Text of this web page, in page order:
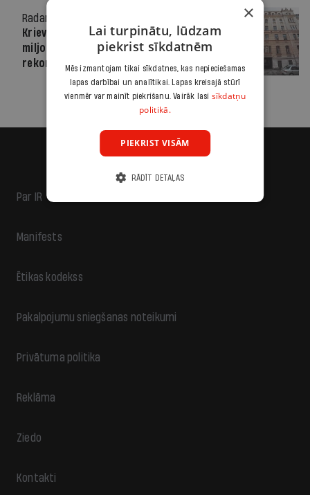
Radars
Krievijas vēstniecība piešķir 4,12
miljonus eiro vēsturiskas ēkas
rekonstrukcijai Alberta ielā
Par IR
Manifests
Ētikas kodekss
Pakalpojumu sniegšanas noteikumi
Privātuma politika
Reklāma
Ziedo
Kontakti
×
Lai turpinātu, lūdzam
piekrist sīkdatnēm
Mēs izmantojam tikai sīkdatnes, kas nepieciešamas
lapas darbībai un analītikai. Lapas kreisajā stūrī
vienmēr var mainīt piekrišanu. Vairāk lasi sīkdatņu
politikā.
PIEKRIST VISĀM
RĀDĪT DETAĻAS